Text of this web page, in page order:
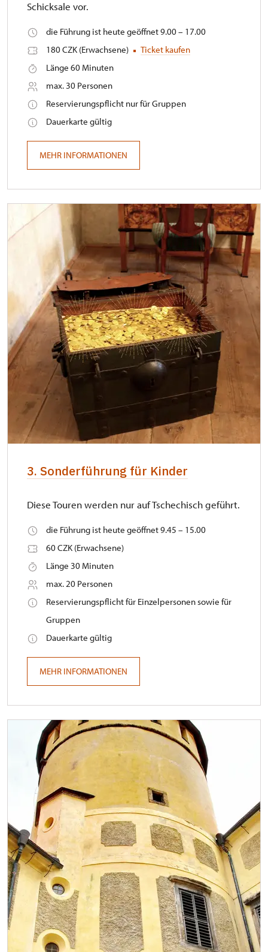
Schicksale vor.
die Führung ist heute geöffnet 9.00 – 17.00
180 CZK (Erwachsene)
Ticket kaufen
Länge 60 Minuten
max. 30 Personen
Reservierungspflicht nur für Gruppen
Dauerkarte gültig
MEHR INFORMATIONEN
3. Sonderführung für Kinder
Diese Touren werden nur auf Tschechisch geführt.
die Führung ist heute geöffnet 9.45 – 15.00
60 CZK (Erwachsene)
Länge 30 Minuten
max. 20 Personen
Reservierungspflicht für Einzelpersonen sowie für
Gruppen
Dauerkarte gültig
MEHR INFORMATIONEN